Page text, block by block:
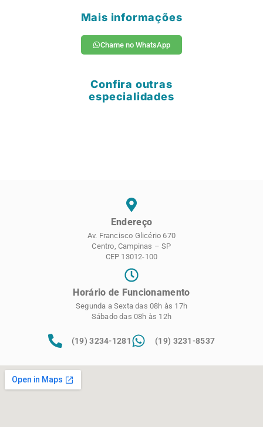
Mais informações
Chame no WhatsApp
Confira outras
especialidades
Endereço
Av. Francisco Glicério 670
Centro, Campinas – SP
CEP 13012-100
Horário de Funcionamento
Segunda a Sexta das 08h às 17h
Sábado das 08h às 12h
(19) 3234-1281 (19) 3231-8537